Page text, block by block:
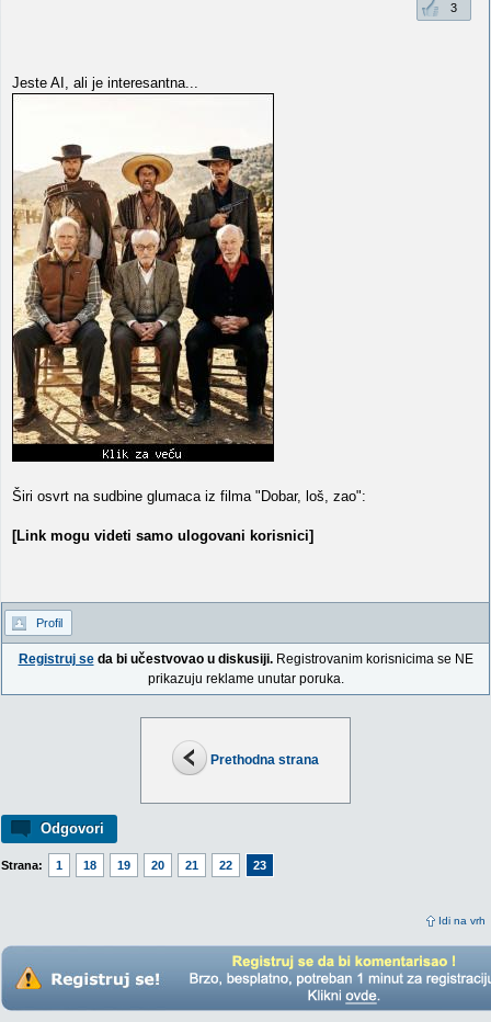
Prethodna strana
Odgovori
Strana: 1 18 19 20 21 22 23
Idi na vrh
3
Jeste AI, ali je interesantna...
Širi osvrt na sudbine glumaca iz filma "Dobar, loš, zao":
[Link mogu videti samo ulogovani korisnici]
Profil
Registruj seda bi učestvovao u diskusiji.Registrovanim korisnicima se NE
prikazuju reklame unutar poruka.